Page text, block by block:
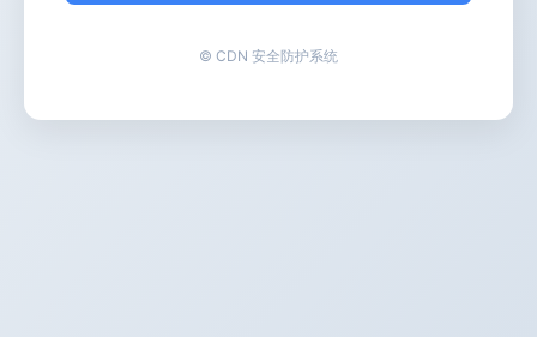
© CDN 安全防护系统